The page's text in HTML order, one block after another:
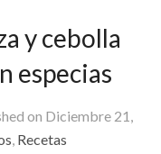
y cebolla
especias
on Diciembre 21,
Recetas